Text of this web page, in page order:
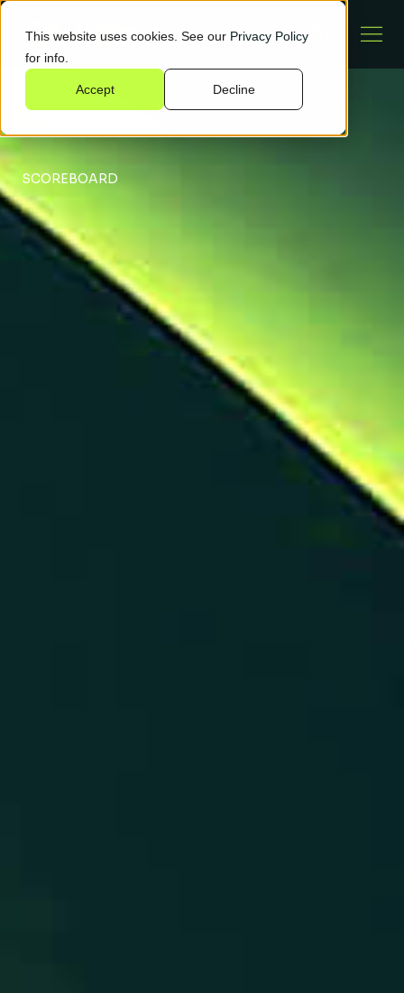
This website uses cookies. See our Privacy Policy
for info.
Accept Decline
SCOREBOARD